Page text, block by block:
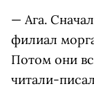
— Ага.
филиал
Потом они
читали-